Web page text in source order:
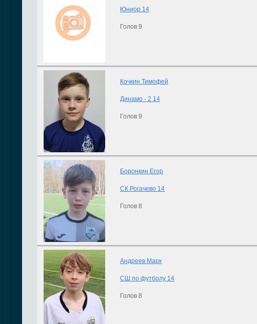
Юниор 14
Голов 9
Кочкин Тимофей
Динамо - 2 14
Голов 9
Боронкин Егор
СК Рогачево 14
Голов 8
Андреев Марк
СШ по футболу 14
Голов 8